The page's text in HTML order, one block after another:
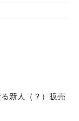
新人（？）販売